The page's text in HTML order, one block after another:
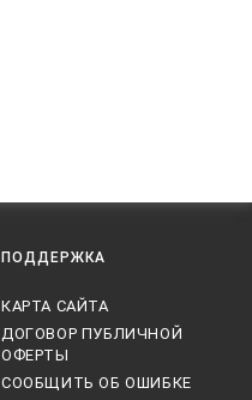
ПОДДЕРЖКА
КАРТА САЙТА
ДОГОВОР ПУБЛИЧНОЙ
ОФЕРТЫ
СООБЩИТЬ ОБ ОШИБКЕ